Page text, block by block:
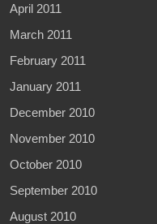
April 2011
March 2011
February 2011
January 2011
December 2010
November 2010
October 2010
September 2010
August 2010